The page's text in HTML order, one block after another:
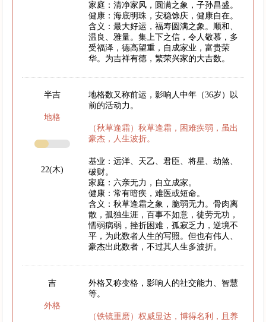
家庭：清净家风，圆满之象，子孙昌盛。
健康：海底明珠，安稳馀庆，健康自在。
含义：最大好运，福寿圆满之象。顺和、
温良、雅量。集上下之信，令人敬慕，多
受福泽，德高望重，自成家业，富贵荣
华。为吉祥有德，繁荣兴家的大吉数。
半吉
地格
22(木)
地格数又称前运，影响人中年（36岁）以
前的活动力。
（秋草逢霜）秋草逢霜，困难疾弱，虽出
豪杰，人生波折。
基业：远洋、天乙、君臣、将星、劫煞、
破财。
家庭：六亲无力，自立成家。
健康：常有暗疾，难医或短命。
含义：秋草逢霜之象，脆弱无力。骨肉离
散，孤独生涯，百事不如意，徒劳无功，
懦弱病弱，挫折困难，孤寂乏力，逆境不
平，为此数者人生的写照。但也有伟人、
豪杰出此数者，不过其人生多波折。
吉
外格
外格又称变格，影响人的社交能力、智慧
等。
（铁镜重磨）权威显达，博得名利，且养